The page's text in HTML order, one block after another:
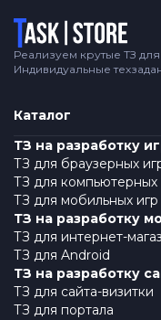
Логотип
Реализуем крутые ТЗ
Индивидуальные
Каталог
ТЗ на разработку
ТЗ для браузерных
ТЗ для компьютерных
ТЗ для мобильных игр
ТЗ на разработку
ТЗ для интернет-
ТЗ для Android
ТЗ на разработку
ТЗ для сайта-визитки
ТЗ для портала